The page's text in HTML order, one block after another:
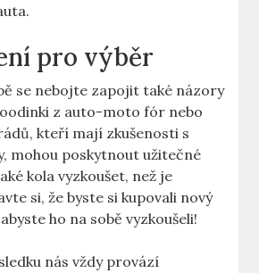
pro výběr
se nebojte zapojit také názory
z auto-moto fór nebo
kteří mají zkušenosti s
mohou poskytnout užitečné
kola vyzkoušet, než je
si, že byste si kupovali nový
ho na sobě vyzkoušeli!
nás vždy provází